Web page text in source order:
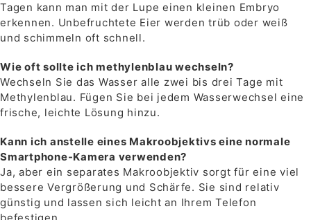
Tagen kann man mit der Lupe einen kleinen Embryo
erkennen. Unbefruchtete Eier werden trüb oder weiß
und schimmeln oft schnell.
Wie oft sollte ich methylenblau wechseln?
Wechseln Sie das Wasser alle zwei bis drei Tage mit
Methylenblau. Fügen Sie bei jedem Wasserwechsel eine
frische, leichte Lösung hinzu.
Kann ich anstelle eines Makroobjektivs eine normale
Smartphone-Kamera verwenden?
Ja, aber ein separates Makroobjektiv sorgt für eine viel
bessere Vergrößerung und Schärfe. Sie sind relativ
günstig und lassen sich leicht an Ihrem Telefon